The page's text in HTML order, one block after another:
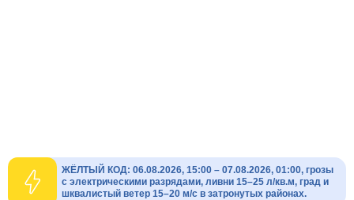
ЖЁЛТЫЙ КОД: 06.08.2026, 15:00 – 07.08.2026, 01:00, грозы
с электрическими разрядами, ливни 15–25 л/кв.м, град и
шквалистый ветер 15–20 м/с в затронутых районах.